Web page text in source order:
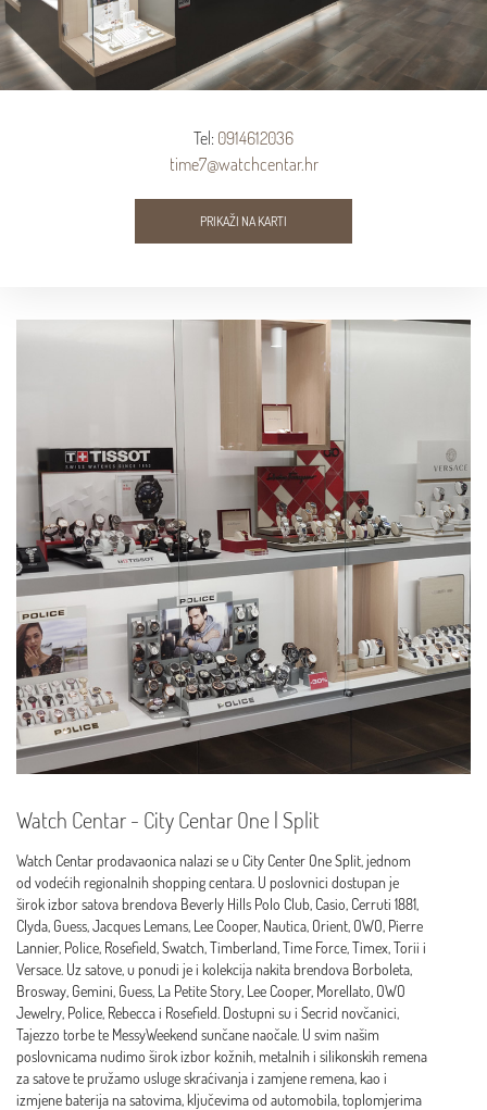
Tel: 0914612036
time7@watchcentar.hr
PRIKAŽI NA KARTI
Watch Centar - City Centar One | Split
Watch Centar prodavaonica nalazi se u City Center One Split, jednom
od vodećih regionalnih shopping centara. U poslovnici dostupan je
širok izbor satova brendova Beverly Hills Polo Club, Casio, Cerruti 1881,
Clyda, Guess, Jacques Lemans, Lee Cooper, Nautica, Orient, OWO, Pierre
Lannier, Police, Rosefield, Swatch, Timberland, Time Force, Timex, Torii i
Versace. Uz satove, u ponudi je i kolekcija nakita brendova Borboleta,
Brosway, Gemini, Guess, La Petite Story, Lee Cooper, Morellato, OWO
Jewelry, Police, Rebecca i Rosefield. Dostupni su i Secrid novčanici,
Tajezzo torbe te MessyWeekend sunčane naočale. U svim našim
poslovnicama nudimo širok izbor kožnih, metalnih i silikonskih remena
za satove te pružamo usluge skraćivanja i zamjene remena, kao i
izmjene baterija na satovima, ključevima od automobila, toplomjerima